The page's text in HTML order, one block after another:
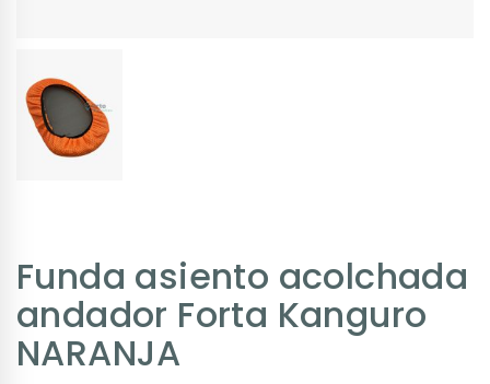
Funda asiento acolchada
andador Forta Kanguro
NARANJA